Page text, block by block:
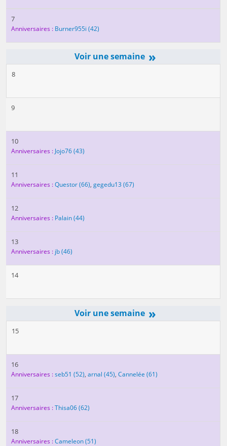
7
Anniversaires : Burner955i (42)
»
8
9
10
Anniversaires :Jojo76(43)
11
Anniversaires :Questor(66), gegedu13(67)
12
Anniversaires : Palain(44)
13
Anniversaires : jb(46)
14
»
15
16
Anniversaires :seb51 (52), arnal (45), Cannelée (61)
17
Anniversaires :Thisa06(62)
18
Anniversaires :Cameleon(51)